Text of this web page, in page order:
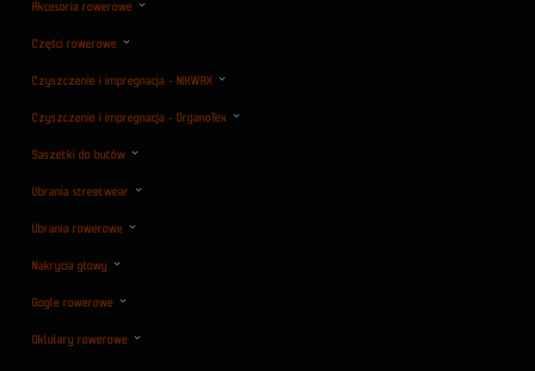
Akcesoria rowerowe
Części rowerowe
Czyszczenie i impregnacja - NIKWAX
Czyszczenie i impregnacja - OrganoTex
Saszetki do butów
Ubrania streetwear
Ubrania rowerowe
Nakrycia głowy
Gogle rowerowe
Oklulary rowerowe